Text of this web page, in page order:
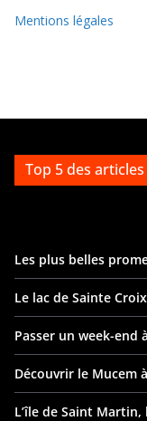
Mentions légales
Top 5 des
Les plus belles
Le lac de Sainte Croix
Passer un week-end
Découvrir le Mucem
L’île de Saint